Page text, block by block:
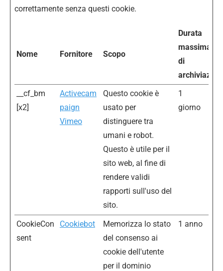
correttamente senza questi cookie.
Nome Fornitore Scopo
Durata
massima
di
__cf_bm
[x2]
Activecam
paign
Vimeo
Questo cookie è
usato per
distinguere tra
umani e robot.
Questo è utile per il
sito web, al fine di
rendere validi
rapporti sull'uso del
sito.
1
giorno
CookieCon
sent
Cookiebot
Memorizza lo stato
del consenso ai
cookie dell'utente
per il dominio
1 anno